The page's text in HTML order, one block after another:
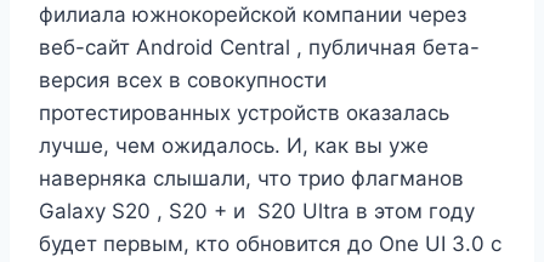
филиала южнокорейской компании через
веб-сайт Android Central , публичная бета-
версия всех в совокупности
протестированных устройств оказалась
лучше, чем ожидалось. И, как вы уже
наверняка слышали, что трио флагманов
Galaxy S20 , S20 + и S20 Ultra в этом году
будет первым, кто обновится до One UI 3.0 с